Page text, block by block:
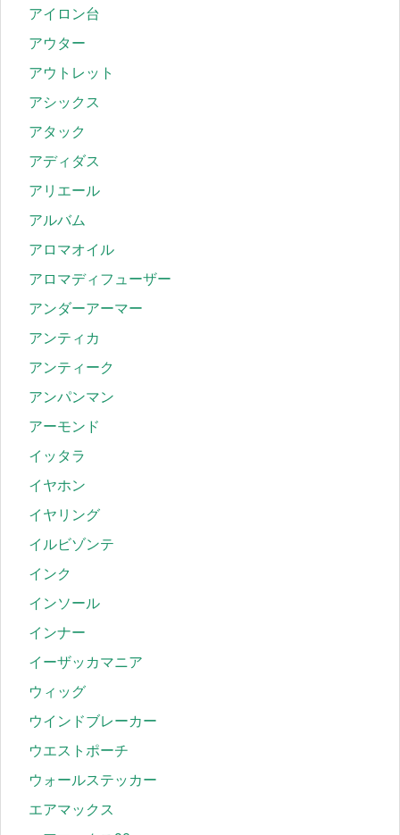
アイロン台
アウター
アウトレット
アシックス
アタック
アディダス
アリエール
アルバム
アロマオイル
アロマディフューザー
アンダーアーマー
アンティカ
アンティーク
アンパンマン
アーモンド
イッタラ
イヤホン
イヤリング
イルビゾンテ
インク
インソール
インナー
イーザッカマニア
ウィッグ
ウインドブレーカー
ウエストポーチ
ウォールステッカー
エアマックス